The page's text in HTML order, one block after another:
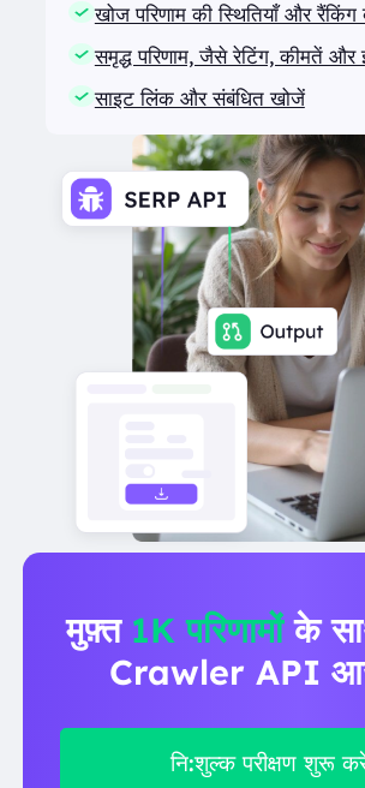
खोज परिणाम की स्थितियाँ और रैंकिंग
समृद्ध परिणाम, जैसे रेटिंग, कीमतें और
साइट लिंक और संबंधित खोजें
मुफ़्त 1K परिणामोंके
Crawler API
नि:शुल्क परीक्षण शुरू